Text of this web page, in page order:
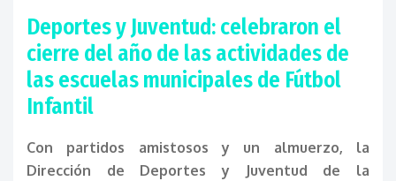
Deportes y Juventud: celebraron el
cierre del año de las actividades de
las escuelas municipales de Fútbol
Infantil
Con partidos amistosos y un almuerzo, la
Dirección de Deportes y Juventud de la